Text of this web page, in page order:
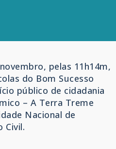
pelas 11h14m,
do Bom Sucesso
público de cidadania
– A Terra Treme
Nacional de
Civil.